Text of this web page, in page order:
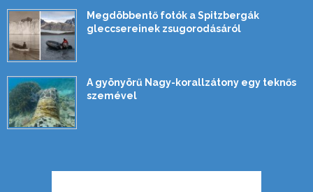
Megdöbbentő fotók a Spitzbergák
gleccsereinek zsugorodásáról
A gyönyörű Nagy-korallzátony egy teknős
szemével